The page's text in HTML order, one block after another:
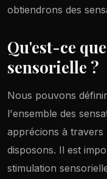
obtiendrons des
Qu'est-ce
sensorielle ?
Nous pouvons
l'ensemble des
apprécions à travers
disposons. Il est
stimulation